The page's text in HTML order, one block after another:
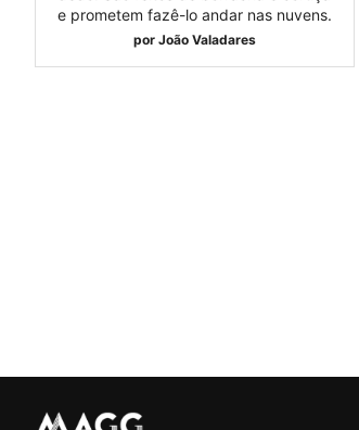
e prometem fazê-lo andar nas nuvens.
por João Valadares